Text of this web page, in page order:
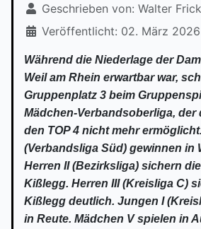
Geschrieben von: Walter Frick
Veröffentlicht: 02. März 2026
Während die Niederlage der
Weil am Rhein erwartbar war,
Gruppenplatz 3 beim
Mädchen-Verbandsoberliga, der
den TOP 4 nicht mehr
(Verbandsliga Süd) gewinnen in
Herren II (Bezirksliga) sichern
Kißlegg. Herren III (Kreisliga C)
Kißlegg deutlich. Jungen I
in Reute. Mädchen V spielen in